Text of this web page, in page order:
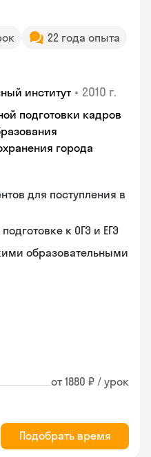
22 года опыта
институт • 2010 г.
подготовки кадров
города
для поступления в
к ОГЭ и ЕГЭ
образовательными
от 1880 ₽ / урок
Подобрать время